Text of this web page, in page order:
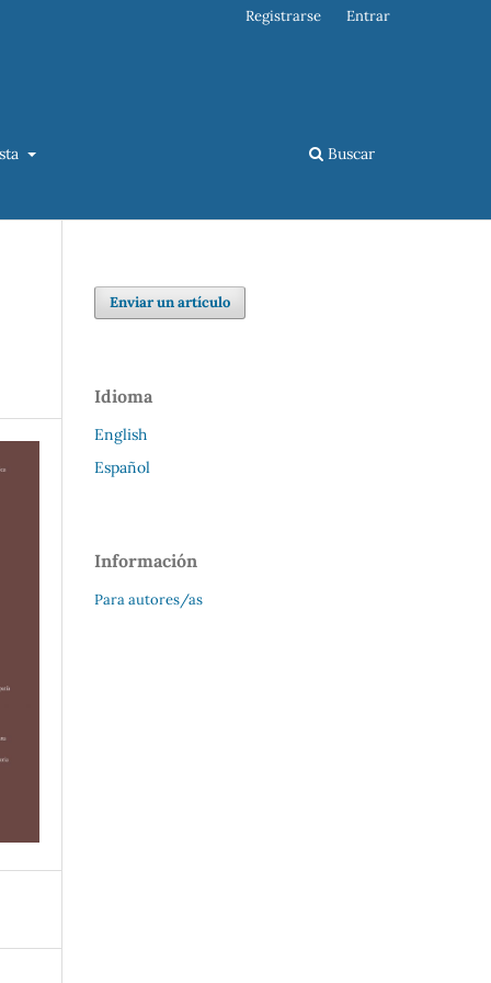
Buscar
Registrarse Entrar
Enviar un artículo
Idioma
English
Español
Información
Para autores/as